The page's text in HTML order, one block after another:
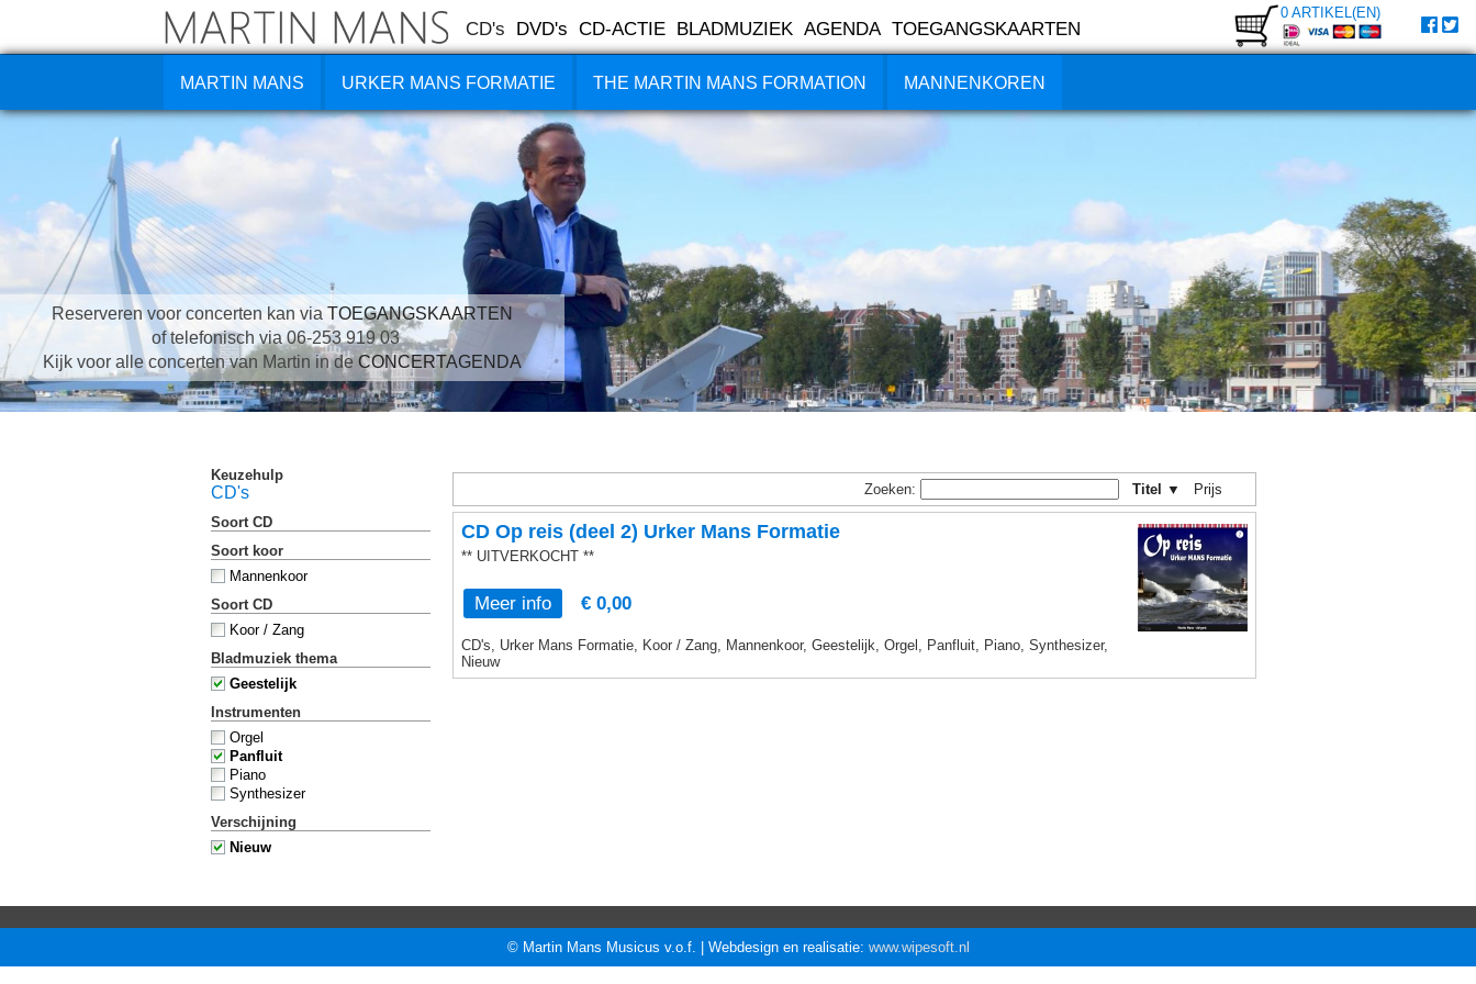
CD's DVD's CD-ACTIE BLADMUZIEK AGENDA TOEGANGSKAARTEN
0 ARTIKEL(EN)
MARTIN MANS URKER MANS FORMATIE THE MARTIN MANS FORMATION MANNENKOREN
Reserveren voor concerten kan via TOEGANGSKAARTEN
of telefonisch via 06-253 919 03
Kijk voor alle concerten van Martin in deCONCERTAGENDA
Keuzehulp
CD's
Soort CD
Soort koor
Mannenkoor
Soort CD
Koor / Zang
Bladmuziek thema
Geestelijk
Instrumenten
Orgel
Panfluit
Piano
Synthesizer
Verschijning
Nieuw
Zoeken: Titel ▼ Prijs
CD Op reis (deel 2) Urker Mans Formatie
** UITVERKOCHT **
Meer info € 0,00
CD's, Urker Mans Formatie, Koor / Zang, Mannenkoor, Geestelijk, Orgel, Panfluit, Piano, Synthesizer,
Nieuw
© Martin Mans Musicus v.o.f. | Webdesign en realisatie: www.wipesoft.nl